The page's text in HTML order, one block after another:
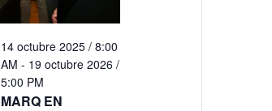
MARQ EN
14 octubre 2025 / 8:00
AM - 19 octubre 2026 /
5:00 PM